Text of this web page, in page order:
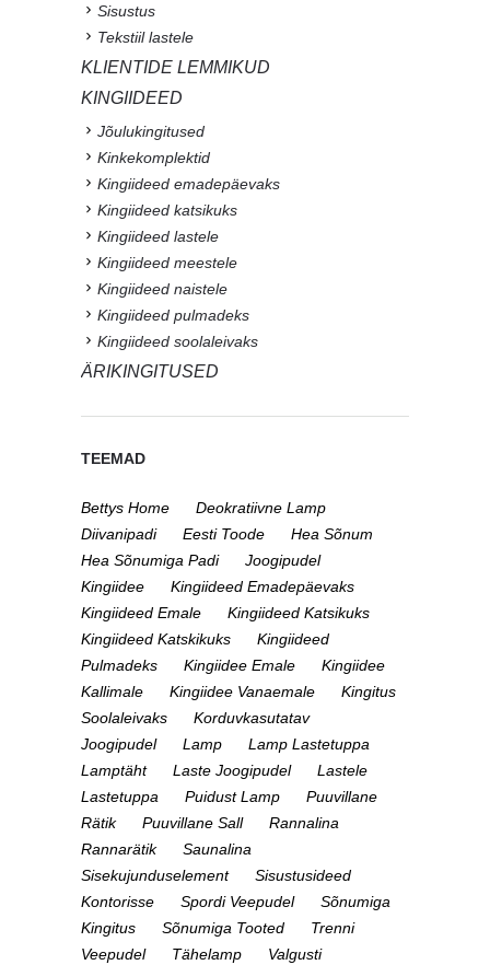
Sisustus
Tekstiil lastele
KLIENTIDE LEMMIKUD
KINGIIDEED
Jõulukingitused
Kinkekomplektid
Kingiideed emadepäevaks
Kingiideed katsikuks
Kingiideed lastele
Kingiideed meestele
Kingiideed naistele
Kingiideed pulmadeks
Kingiideed soolaleivaks
ÄRIKINGITUSED
TEEMAD
Bettys Home
Deokratiivne Lamp
Diivanipadi
Eesti Toode
Hea Sõnum
Hea Sõnumiga Padi
Joogipudel
Kingiidee
Kingiideed Emadepäevaks
Kingiideed Emale
Kingiideed Katsikuks
Kingiideed Katskikuks
Kingiideed
Pulmadeks
Kingiidee Emale
Kingiidee
Kallimale
Kingiidee Vanaemale
Kingitus
Soolaleivaks
Korduvkasutatav
Joogipudel
Lamp
Lamp Lastetuppa
Lamptäht
Laste Joogipudel
Lastele
Lastetuppa
Puidust Lamp
Puuvillane
Rätik
Puuvillane Sall
Rannalina
Rannarätik
Saunalina
Sisekujunduselement
Sisustusideed
Kontorisse
Spordi Veepudel
Sõnumiga
Kingitus
Sõnumiga Tooted
Trenni
Veepudel
Tähelamp
Valgusti